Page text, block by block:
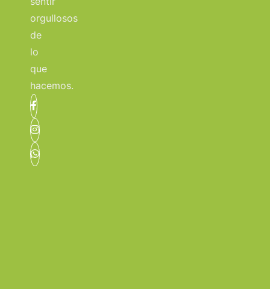
orgullosos
de
lo
que
hacemos.